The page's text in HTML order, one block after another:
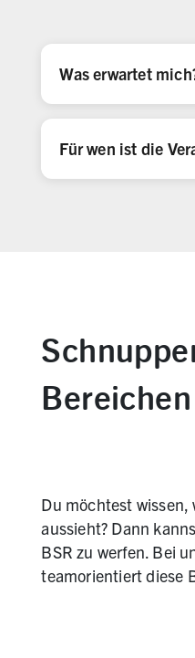
Was erwartet
Für wen ist die
Bereichen
Du möchtest wissen,
aussieht? Dann
BSR zu werfen. Bei
teamorientiert diese